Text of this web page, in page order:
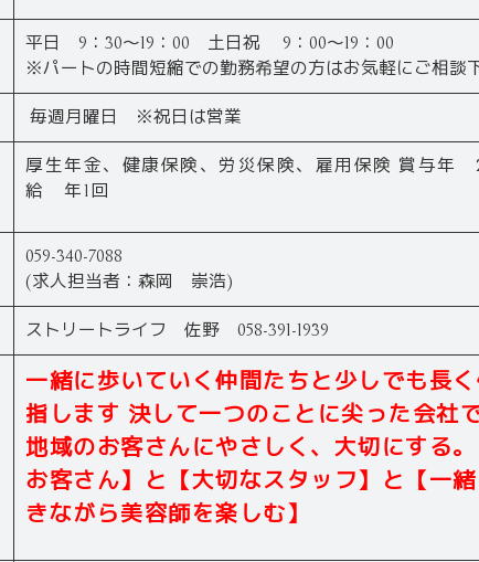
平日 9：30～19：00 土日祝 9：00～19：00
※パートの時間短縮での勤務希望の方はお気軽にご相談
毎週月曜日 ※祝日は営業
厚生年金、健康保険、労災保険、雇用保険 賞与
給 年1回
059-340-7088
(求人担当者：森岡 崇浩)
ストリートライフ 佐野 058-391-1939
一緒に歩いていく仲間たちと少しでも長
指します 決して一つのことに尖った会社
地域のお客さんにやさしく、大切にする
お客さん】と【大切なスタッフ】と【一
きながら美容師を楽しむ】